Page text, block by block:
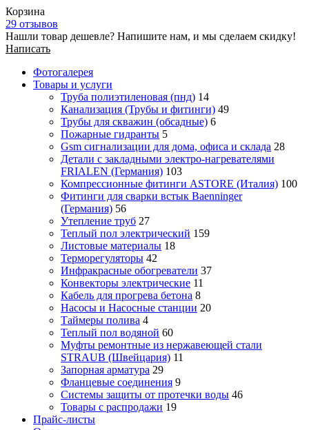
Корзина
29 отзывов
Нашли товар дешевле? Напишите нам, и мы сделаем скидку!
Написать
Фотогалерея
Товары и услуги
Труба полиэтиленовая (пнд) 14
Канализация (Трубы и фитинги) 49
Трубы для скважин (обсадные) 6
Пожарные гидранты 5
Gsm сигнализации для дома, офиса и склада 28
Детали с закладными электро-нагревателями
FRIALEN (Германия) 103
Компрессионные фитинги ASTORE (Италия) 100
Фитинги для сварки встык Baenninger
(Германия) 56
Утепление труб 27
Теплый пол электрический 159
Листовые материалы 18
Терморегуляторы 42
Инфракрасные обогреватели 37
Конвекторы электрические 11
Кабель для прогрева бетона 8
Насосы и Насосные станции 20
Таймеры полива 4
Теплый пол водяной 60
Муфты ремонтные из нержавеющей стали
STRAUB (Швейцария) 11
Запорная арматура 29
Фланцевые соединения 9
Системы защиты от протечки воды 46
Товары с распродажи 19
Прайс-листы